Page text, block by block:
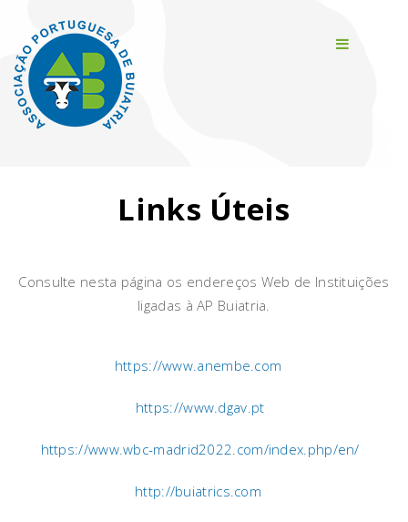
Links Úteis
Consulte nesta página os endereços Web de Instituições
ligadas à AP Buiatria.
https://www.anembe.com
https://www.dgav.pt
https://www.wbc-madrid2022.com/index.php/en/
http://buiatrics.com